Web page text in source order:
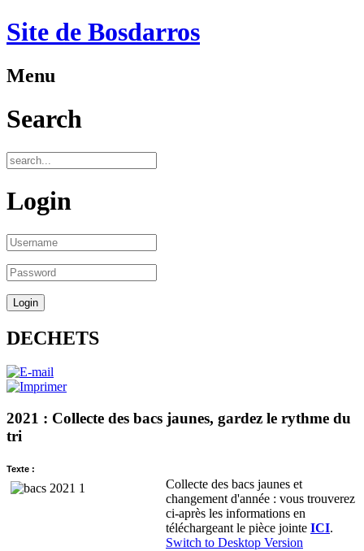
Site de Bosdarros
Menu
Search
Login
DECHETS
2021 : Collecte des bacs jaunes, gardez le rythme du
tri
Texte :
Collecte des bacs jaunes et
changement d'année : vous trouverez
ci-après les informations en
téléchargeant le pièce jointe ICI.
Switch to Desktop Version